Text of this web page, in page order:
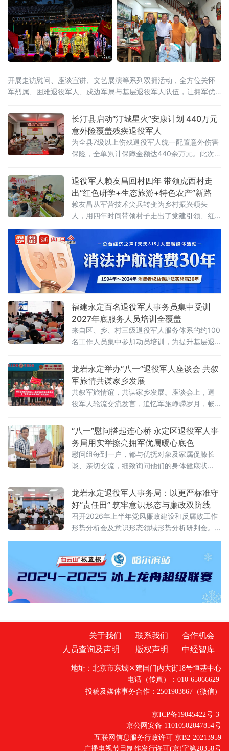
开展走访慰问、座谈宣讲、文艺展演等系列双拥活动，全方位关怀
军烈属、困难退役军人、戍边军属与基层退役军人队伍，让拥军优
护
长汀县启动“汀城星火”安康计划 440万元
意外险覆盖残疾退役军人
为全县7级以上伤残退役军人统一配置意外伤害
保险，全单累计保障金额达440余万元。此次保
险防范能力偏弱的现实短板，通过前置风险兜
底保障，缓解其因意外受伤、突发事故产生的
经济负
退役军人赖友昌回村四年 带领虎西村走
出“红色研学+生态旅游+特色农产”新路
赖友昌从军营技术尖兵转变为乡村振兴领头
人，用四年时间带领村子走出了党建引领、红
服役于原北京军区某装甲旅，服役期间获评装
甲兵技术学院“光学修理”一级技师和“优秀士
兵”称号。退伍返乡后，他先后涉足多个行业积
累经验。2018年，他放弃城市工作返乡投身乡
村建设。2021年，赖
福建永定百名退役军人事务员集中受训
2027年底服务人员培训全覆盖
来自区、乡、村三级退役军人服务体系的约100
名工作人员集中参加动员培训，为提升基层退
上，职业培训师汤金远围绕退役军人事务员技
能提升，从提高政治站位、夯实专业技能、严
守考核要求、明晰职业发展四个维度进行讲
解。授课内容结合当前退役军
龙岩永定举办“八一”退役军人座谈会 共叙
军旅情共谋家乡发展
共叙军旅情谊，共谋家乡发展。座谈会上，退
役军人轮流交流发言，追忆军旅峥嵘岁月，畅
乡村振
“八一”慰问搭起连心桥 永定区退役军人事
务局用实举擦亮拥军优属暖心底色
慰问组每到一户，都与优抚对象及家属促膝长
谈、亲切交流，细致询问他们的身体健康状
际情况，耐心倾听他们的所思所想、所需所
盼，详细记
龙岩永定退役军人事务局：以更严标准守
好“责任田” 筑牢意识形态与廉政双防线
召开2026年上半年党风廉政建设和反腐败工作
形势分析会及意识形态领域形势分析研判会。
机关全体干部职工参加会议。会议组织学习了
习近平总书记关于全面从严治党和意识形态工
作的重要论述，听取了局领导班子上半年党风
廉政建设和反腐败工作主体责任落实情况汇
关于我们 联系我们
合作机会
人员查询及声明
版权声明 中经智库
地址：北京市东城区建国门内大街18号恒基中心
电话（传真）：010-65066629
投稿及媒体事务合作：2501903867（微信）
京ICP备19045422号-3
京公网安备 11010502047854号
互联网信息服务行政许可 京B2-20213959
广播电视节目制作发行许可(京)字第20358号